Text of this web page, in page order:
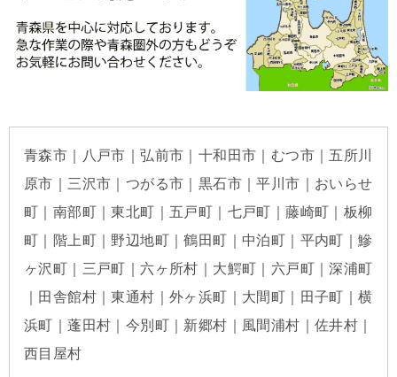
青森市｜八戸市｜弘前市｜十和田市｜むつ市｜五所川
原市｜三沢市｜つがる市｜黒石市｜平川市｜おいらせ
町｜南部町｜東北町｜五戸町｜七戸町｜藤崎町｜板柳
町｜階上町｜野辺地町｜鶴田町｜中泊町｜平内町｜鰺
ヶ沢町｜三戸町｜六ヶ所村｜大鰐町｜六戸町｜深浦町
｜田舎館村｜東通村｜外ヶ浜町｜大間町｜田子町｜横
浜町｜蓬田村｜今別町｜新郷村｜風間浦村｜佐井村｜
西目屋村